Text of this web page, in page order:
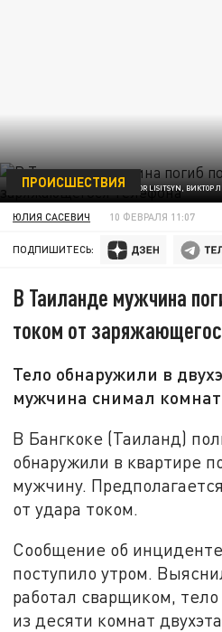
ФОТО: VICTOR LISITSYN, ВИКТОР
ПРОИСШЕСТВИЯ
ЮЛИЯ САСЕВИЧ 10 ФЕВРАЛЯ 11:07
ПОДПИШИТЕСЬ:
В Таиланде мужчина
током от
Тело обнаружили в
мужчина снимал
В Бангкоке (Таиланд)
обнаружили в квартире
мужчину.
от удара током.
Сообщение об
поступило утром.
работал сварщиком,
из десяти комнат